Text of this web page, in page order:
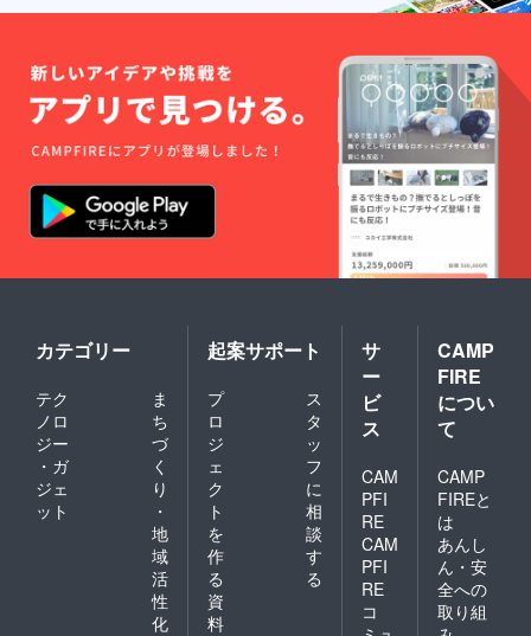
カテゴリー
テク
ノロ
ジー
・ガ
ジェ
ット
ま
ち
づ
く
り
・
地
域
活
性
化
起案サポート
プ
ロ
ジ
ェ
ク
ト
を
作
る
ス
タ
ッ
フ
に
相
談
す
る
資
料
サ
ー
ビ
ス
CAM
PFI
RE
CAM
PFI
RE
コ
CAMP
FIRE
につい
て
CAMP
FIREと
は
あんし
ん・安
全への
取り組